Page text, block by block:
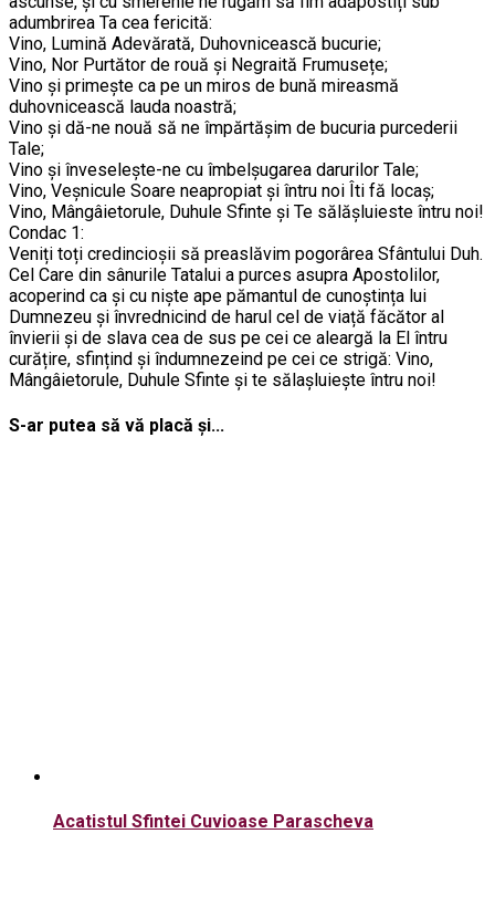
adumbrirea Ta cea fericită:
Vino, Lumină Adevărată, Duhovnicească bucurie;
Vino, Nor Purtător de rouă și Negraită Frumusețe;
Vino și primește ca pe un miros de bună mireasmă
duhovnicească lauda noastră;
Vino și dă-ne nouă să ne împărtășim de bucuria purcederii
Tale;
Vino și înveselește-ne cu îmbelșugarea darurilor Tale;
Vino, Veșnicule Soare neapropiat și întru noi Îti fă locaș;
Vino, Mângâietorule, Duhule Sfinte și Te sălășluieste întru noi!
Condac 1:
Veniți toți credincioșii să preaslăvim pogorârea Sfântului Duh.
Cel Care din sânurile Tatalui a purces asupra Apostolilor,
acoperind ca și cu niște ape pămantul de cunoștința lui
Dumnezeu și învrednicind de harul cel de viață făcător al
învierii și de slava cea de sus pe cei ce aleargă la El întru
curățire, sfințind și îndumnezeind pe cei ce strigă: Vino,
Mângâietorule, Duhule Sfinte și te sălașluiește întru noi!
S-ar putea să vă placă și...
Acatistul Sfintei Cuvioase Parascheva